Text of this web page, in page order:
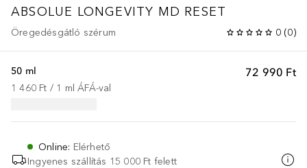
ABSOLUE LONGEVITY MD RESET
Öregedésgátló szérum 0 (0)
72 990 Ft
50 ml
1 460 Ft / 1 ml ÁFÁ-val
Online: Elérhető
Ingyenes szállítás 15 000 Ft felett